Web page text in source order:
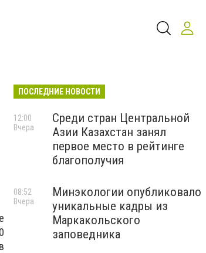
ПОСЛЕДНИЕ НОВОСТИ
Среди стран Центральной
Азии Казахстан занял
первое место в рейтинге
благополучия
12:00
Вчера
Минэкологии опубликовало
уникальные кадры из
Маркакольского
заповедника
08:52
Вчера